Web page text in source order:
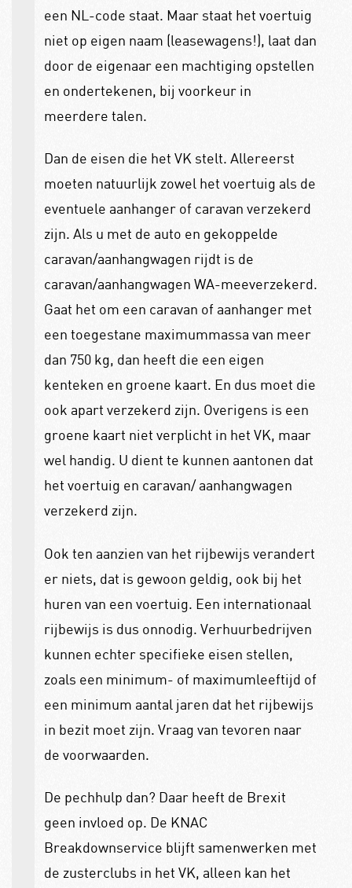
een NL-code staat. Maar staat het voertuig
niet op eigen naam (leasewagens!), laat dan
door de eigenaar een machtiging opstellen
en ondertekenen, bij voorkeur in
meerdere talen.
Dan de eisen die het VK stelt. Allereerst
moeten natuurlijk zowel het voertuig als de
eventuele aanhanger of caravan verzekerd
zijn. Als u met de auto en gekoppelde
caravan/aanhangwagen rijdt is de
caravan/aanhangwagen WA-meeverzekerd.
Gaat het om een caravan of aanhanger met
een toegestane maximummassa van meer
dan 750 kg, dan heeft die een eigen
kenteken en groene kaart. En dus moet die
ook apart verzekerd zijn. Overigens is een
groene kaart niet verplicht in het VK, maar
wel handig. U dient te kunnen aantonen dat
het voertuig en caravan/ aanhangwagen
verzekerd zijn.
Ook ten aanzien van het rijbewijs verandert
er niets, dat is gewoon geldig, ook bij het
huren van een voertuig. Een internationaal
rijbewijs is dus onnodig. Verhuurbedrijven
kunnen echter specifieke eisen stellen,
zoals een minimum- of maximumleeftijd of
een minimum aantal jaren dat het rijbewijs
in bezit moet zijn. Vraag van tevoren naar
de voorwaarden.
De pechhulp dan? Daar heeft de Brexit
geen invloed op. De KNAC
Breakdownservice blijft samenwerken met
de zusterclubs in het VK, alleen kan het